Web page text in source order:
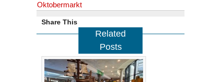
Oktobermarkt
Share This
Related
Posts